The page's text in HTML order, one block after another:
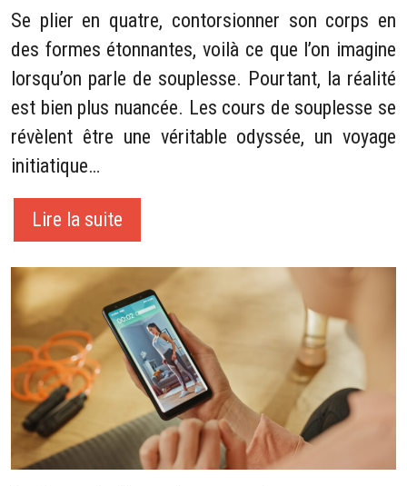
Se plier en quatre, contorsionner son corps en
des formes étonnantes, voilà ce que l’on imagine
lorsqu’on parle de souplesse. Pourtant, la réalité
est bien plus nuancée. Les cours de souplesse se
révèlent être une véritable odyssée, un voyage
initiatique…
Lire la suite